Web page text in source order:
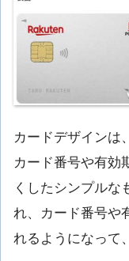
カードデザインは
カード番号や有効
くしたシンプルな
れ、カード番号や
れるようになって